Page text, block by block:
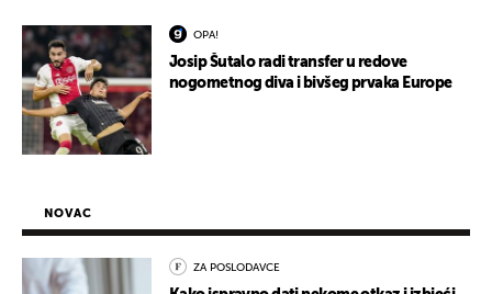
OPA!
Josip Šutalo radi transfer u redove
nogometnog diva i bivšeg prvaka Europe
NOVAC
ZA POSLODAVCE